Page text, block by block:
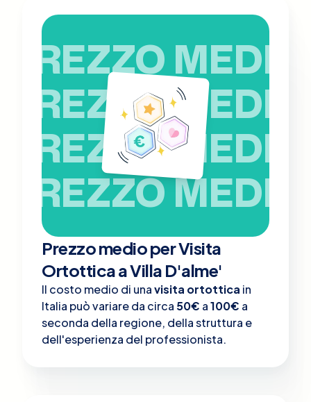
PREZZO MEDIO
PREZZO MEDIO
PREZZO MEDIO
PREZZO MEDIO
Prezzo medio per Visita
Ortottica a Villa D'alme'
Il costo medio di unavisita ortottica in
Italia può variare da circa 50€ a100€ a
seconda della regione, della struttura e
dell'esperienza del professionista.